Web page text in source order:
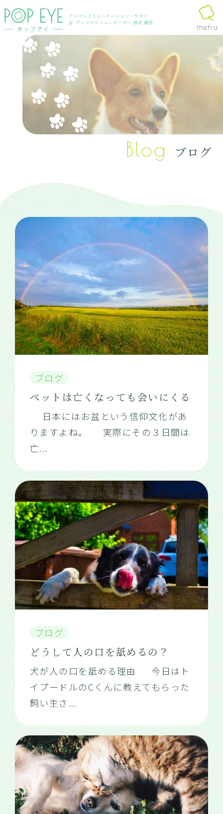
Blog ブログ
ブログ
ペットは亡くなっても会いにくる
日本にはお盆という信仰文化があ
りますよね。 実際にその３日間は
亡...
ブログ
どうして人の口を舐めるの？
犬が人の口を舐める理由 今日はト
イプードルのCくんに教えてもらった
飼い主さ ...